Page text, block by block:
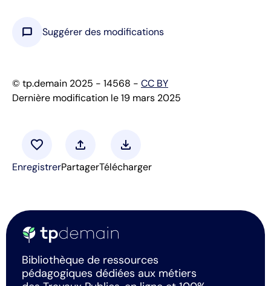
chat_bubble Suggérer des modifications
© tp.demain 2025 - 14568 - CC BY
Dernière modification le 19 mars 2025
favorite
Enregistrer
upload
Partager
download
Télécharger
Bibliothèque de ressources
pédagogiques dédiées aux métiers